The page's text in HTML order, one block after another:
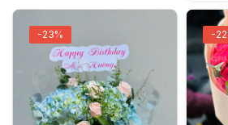
-23% -